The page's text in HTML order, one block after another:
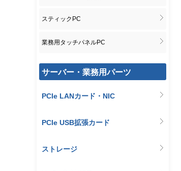
スティックPC
業務用タッチパネルPC
サーバー・業務用パーツ
PCIe LANカード・NIC
PCIe USB拡張カード
ストレージ